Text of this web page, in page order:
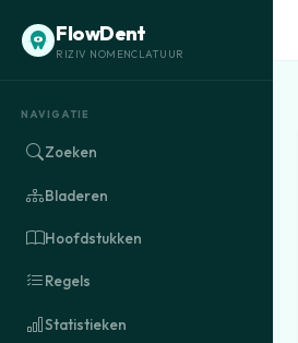
FlowDent
RIZIV NOMENCLATUUR
NAVIGATIE
Zoeken
Bladeren
Hoofdstukken
Regels
Statistieken